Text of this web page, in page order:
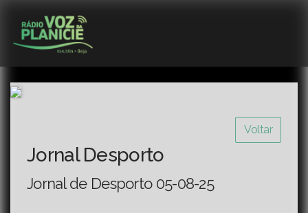
Voltar
Jornal Desporto
Jornal de Desporto 05-08-25